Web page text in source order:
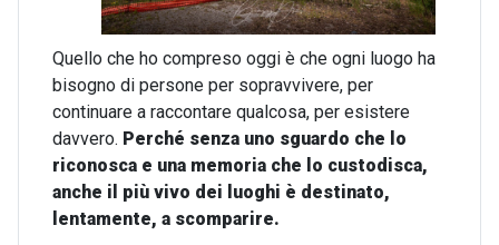
Quello che ho compreso oggi è che ogni luogo ha
bisogno di persone per sopravvivere, per
continuare a raccontare qualcosa, per esistere
davvero. Perché senza uno sguardo che lo
riconosca e una memoria che lo custodisca,
anche il più vivo dei luoghi è destinato,
lentamente, a scomparire.